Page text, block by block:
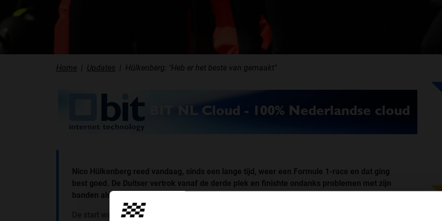
Home Updates Hülkenberg: "Heb er het beste van gemaakt"
Nico Hülkenberg reed vandaag, sinds een lange tijd, weer een Formule 1-race en dat ging
best goed. De Duitser vertrok vanaf de derde plek en finishte ondanks problemen met zijn
banden als zevende. "Ik ben tevreden", stelde Hülkenberg in gesprek met
De start was iets waar Hülkenberg nogal gespannen voor was. Toch ging dat best goed.